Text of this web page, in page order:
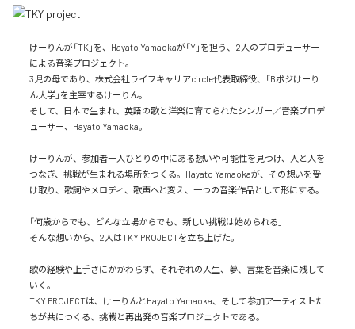
けーりんが「TK」を、Hayato Yamaokaが「Y」を担う、2人のプロデューサー
による音楽プロジェクト。
3児の母であり、株式会社ライフキャリアcircle代表取締役、「Bポジけーり
ん大学」を主宰するけーりん。
そして、日本で生まれ、英語の歌と洋楽に育てられたシンガー／音楽プロデ
ューサー、Hayato Yamaoka。
けーりんが、参加者一人ひとりの中にある想いや可能性を見つけ、人と人を
つなぎ、挑戦が生まれる場所をつくる。Hayato Yamaokaが、その想いを受
け取り、歌詞やメロディ、歌声へと変え、一つの音楽作品として形にする。
「何歳からでも、どんな立場からでも、新しい挑戦は始められる」
そんな想いから、2人はTKY PROJECTを立ち上げた。
歌の経験や上手さにかかわらず、それぞれの人生、夢、言葉を音楽に残して
いく。
TKY PROJECTは、けーりんとHayato Yamaoka、そして参加アーティストた
ちが共につくる、挑戦と再出発の音楽プロジェクトである。